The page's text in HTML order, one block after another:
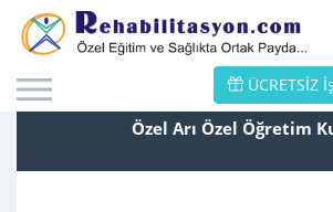
ÜCRETSİZ
Özel Arı Özel Öğretim